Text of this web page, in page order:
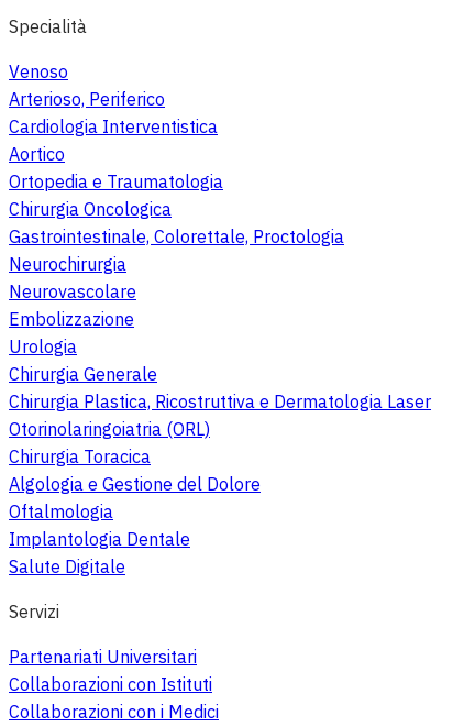
Specialità
Venoso
Arterioso, Periferico
Cardiologia Interventistica
Aortico
Ortopedia e Traumatologia
Chirurgia Oncologica
Gastrointestinale, Colorettale, Proctologia
Neurochirurgia
Neurovascolare
Embolizzazione
Urologia
Chirurgia Generale
Chirurgia Plastica, Ricostruttiva e Dermatologia Laser
Otorinolaringoiatria (ORL)
Chirurgia Toracica
Algologia e Gestione del Dolore
Oftalmologia
Implantologia Dentale
Salute Digitale
Servizi
Partenariati Universitari
Collaborazioni con Istituti
Collaborazioni con i Medici